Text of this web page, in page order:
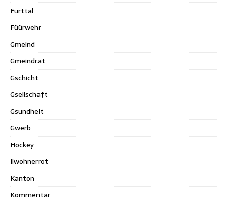
Furttal
Füürwehr
Gmeind
Gmeindrat
Gschicht
Gsellschaft
Gsundheit
Gwerb
Hockey
Iiwohnerrot
Kanton
Kommentar